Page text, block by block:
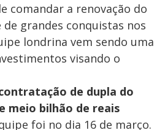
comandar a renovação do
grandes conquistas nos
londrina vem sendo uma
visando o
de dupla do
meio bilhão de reais
foi no dia 16 de março.